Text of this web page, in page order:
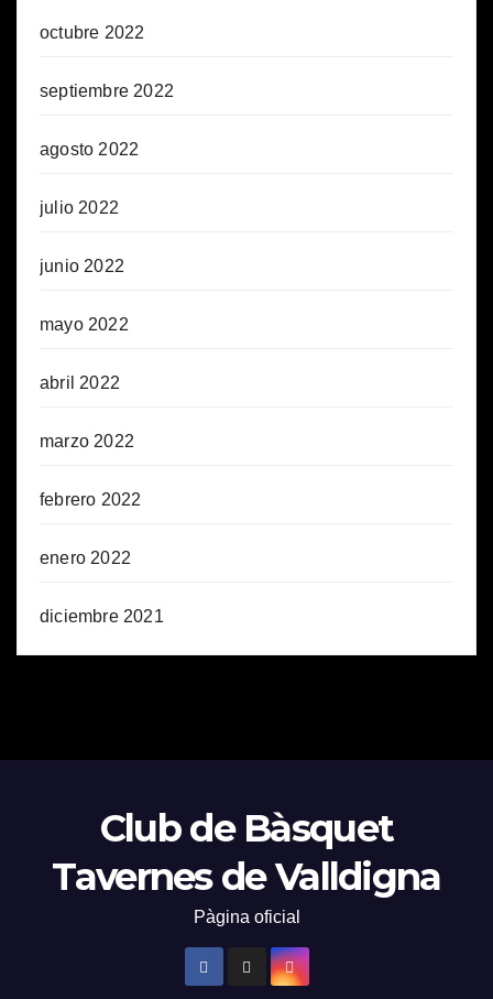
octubre 2022
septiembre 2022
agosto 2022
julio 2022
junio 2022
mayo 2022
abril 2022
marzo 2022
febrero 2022
enero 2022
diciembre 2021
Club de Bàsquet
Tavernes de Valldigna
Pàgina oficial